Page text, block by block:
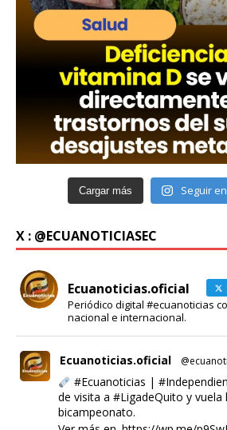
Cargar más Seguir
X : @ECUANOTICIASEC
Ecuanoticias.oficial
Periódico digital #ecuanoticias
nacional e internacional.
Ecuanoticias.oficial
#Ecuanoticias |
de visita a #LigadeQuito y vuela
bicampeonato.